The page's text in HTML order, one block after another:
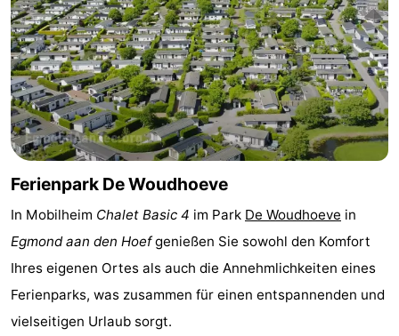
und
trinken
Veranstaltungen
Praktisch
Forum
Route
Parken
Reisebuchshop
Medizin
Adressen
Region
Nordholland
Ferienpark De Woudhoeve
In Mobilheim Chalet Basic 4 im Park De Woudhoeve in
Egmond aan den Hoefgenießen Sie sowohl den Komfort
Ihres eigenen Ortes als auch die Annehmlichkeiten eines
Ferienparks, was zusammen für einen entspannenden und
vielseitigen Urlaub sorgt.